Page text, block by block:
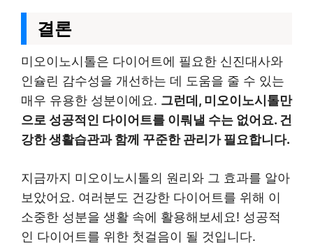
결론
미오이노시톨은 다이어트에 필요한 신진대사와
인슐린 감수성을 개선하는 데 도움을 줄 수 있는
매우 유용한 성분이에요. 그런데, 미오이노시톨만
으로 성공적인 다이어트를 이뤄낼 수는 없어요. 건
강한 생활습관과 함께 꾸준한 관리가 필요합니다.
지금까지 미오이노시톨의 원리와 그 효과를 알아
보았어요. 여러분도 건강한 다이어트를 위해 이
소중한 성분을 생활 속에 활용해보세요! 성공적
인 다이어트를 위한 첫걸음이 될 것입니다.